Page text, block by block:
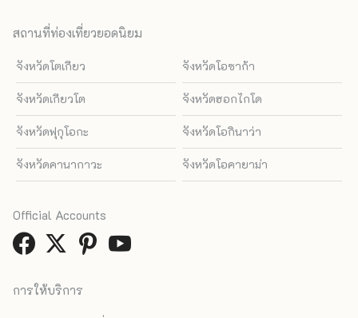
สถานที่ท่องเที่ยวยอดนิยม
จังหวัดโตเกียว จังหวัดโอซาก้า
จังหวัดเกียวโต จังหวัดฮอกไกโด
จังหวัดฟุกุโอกะ จังหวัดโอกินาว่า
จังหวัดคานากาวะ จังหวัดโอคายาม่า
การให้บริการ
Official Accounts